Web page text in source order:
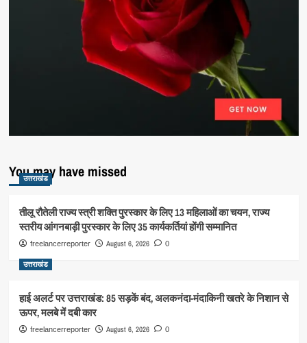
You may have missed
उत्तराखंड
तीलू रौतेली राज्य स्त्री शक्ति पुरस्कार के लिए 13 महिलाओं का चयन, राज्य
स्तरीय आंगनबाड़ी पुरस्कार के लिए 35 कार्यकर्तियां होंगी सम्मानित
freelancerreporter August 6, 2026 0
उत्तराखंड
हाई अलर्ट पर उत्तराखंड: 85 सड़कें बंद, अलकनंदा-मंदाकिनी खतरे के निशान से
ऊपर, मलबे में दबी कार
freelancerreporter August 6, 2026 0